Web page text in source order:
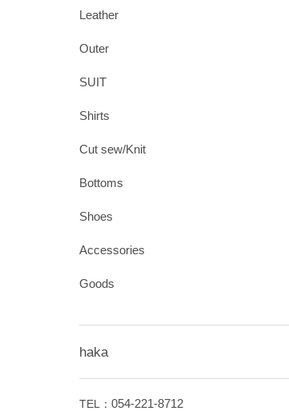
Leather
Outer
SUIT
Shirts
Cut sew/Knit
Bottoms
Shoes
Accessories
Goods
haka
TEL： 054-221-8712